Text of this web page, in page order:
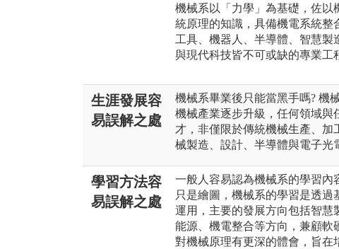
機械系以「力學」為基礎，佐以
統原理的知識，具備機電系統整
工具、機器人、半導體、智慧
與現代科技皆不可或缺的專業工
生涯發展容
易誤解之處
機械系畢業後只能當黑手嗎? 機
機械產業逐步升級，任何領域與
才，非僅限於傳統機械生產、
械製造、設計、半導體與電子光
學習方法容
易誤解之處
一般人容易認為機械系的學習內
只是繪圖，機械系的學習是透
運用，主要的發展方向包括智慧
能源、機電整合等方向，兼顧軟
對機械原理有更深的體會，旨在